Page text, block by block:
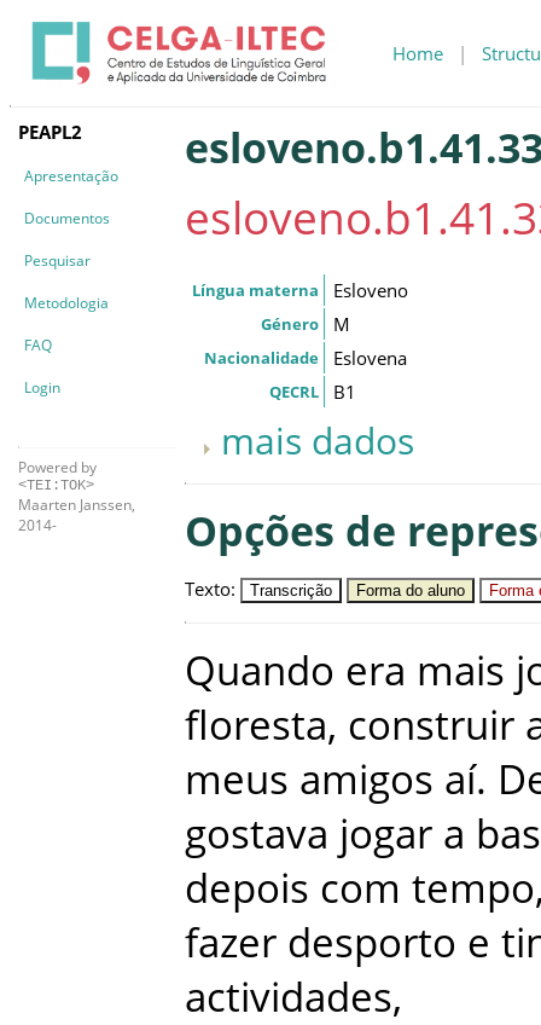
Home |
PEAPL2
Apresentação
Documentos
Pesquisar
Metodologia
FAQ
Login
Powered by
<TEI:TOK>
Maarten Janssen,
2014-
Língua materna Esloveno
Género M
Nacionalidade Eslovena
QECRL B1
mais dados
Opções de
Texto: Transcrição Forma do aluno Forma
Quando era mais
floresta, construir
meus amigos aí.
gostava jogar a
depois com tempo
fazer desporto e
actividades,